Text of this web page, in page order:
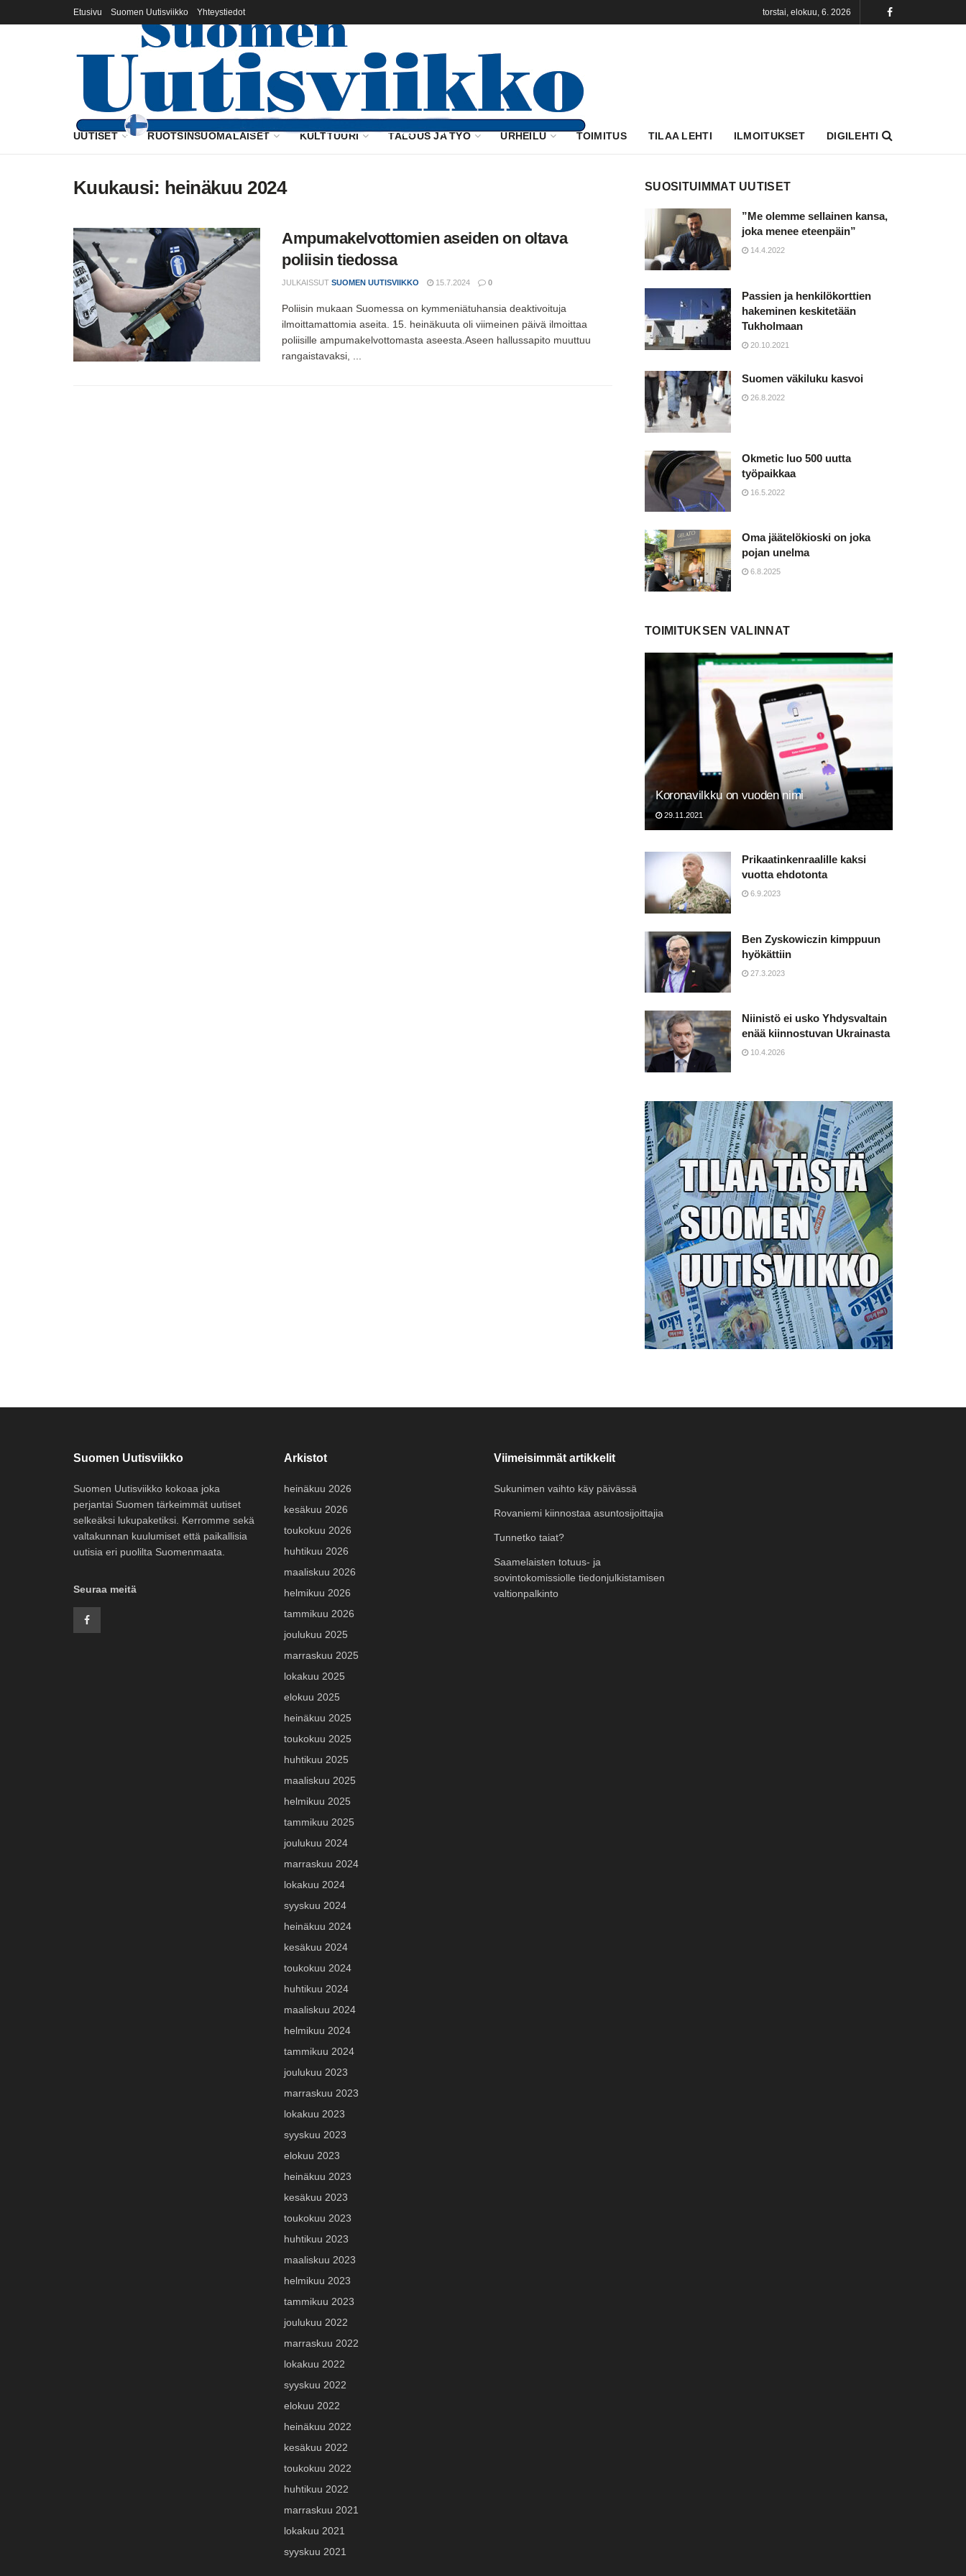
Etusivu Suomen Uutisviikko Yhteystiedot torstai, elokuu, 6. 2026
UUTISET RUOTSINSUOMALAISET KULTTUURI TALOUS JA TYÖ URHEILU TOIMITUS TILAA LEHTI ILMOITUKSET DIGILEHTI
Kuukausi: heinäkuu 2024
Ampumakelvottomien aseiden on oltava
poliisin tiedossa
JULKAISSUT SUOMEN UUTISVIIKKO 15.7.2024 0
Poliisin mukaan Suomessa on kymmeniätuhansia deaktivoituja
ilmoittamattomia aseita. 15. heinäkuuta oli viimeinen päivä ilmoittaa
poliisille ampumakelvottomasta aseesta.Aseen hallussapito muuttuu
rangaistavaksi, ...
SUOSITUIMMAT UUTISET
”Me olemme sellainen kansa,
joka menee eteenpäin”
14.4.2022
Passien ja henkilökorttien
hakeminen keskitetään
Tukholmaan
20.10.2021
Suomen väkiluku kasvoi
26.8.2022
Okmetic luo 500 uutta
työpaikkaa
16.5.2022
Oma jäätelökioski on joka
pojan unelma
6.8.2025
TOIMITUKSEN VALINNAT
Koronavilkku on vuoden nimi
29.11.2021
Prikaatinkenraalille kaksi
vuotta ehdotonta
6.9.2023
Ben Zyskowiczin kimppuun
hyökättiin
27.3.2023
Niinistö ei usko Yhdysvaltain
enää kiinnostuvan Ukrainasta
10.4.2026
Suomen Uutisviikko
Suomen Uutisviikko kokoaa joka
perjantai Suomen tärkeimmät uutiset
selkeäksi lukupaketiksi. Kerromme sekä
valtakunnan kuulumiset että paikallisia
uutisia eri puolilta Suomenmaata.
Seuraa meitä
Arkistot
heinäkuu 2026
kesäkuu 2026
toukokuu 2026
huhtikuu 2026
maaliskuu 2026
helmikuu 2026
tammikuu 2026
joulukuu 2025
marraskuu 2025
lokakuu 2025
elokuu 2025
heinäkuu 2025
toukokuu 2025
huhtikuu 2025
maaliskuu 2025
helmikuu 2025
tammikuu 2025
joulukuu 2024
marraskuu 2024
lokakuu 2024
syyskuu 2024
heinäkuu 2024
kesäkuu 2024
toukokuu 2024
huhtikuu 2024
maaliskuu 2024
helmikuu 2024
tammikuu 2024
joulukuu 2023
marraskuu 2023
lokakuu 2023
syyskuu 2023
elokuu 2023
heinäkuu 2023
kesäkuu 2023
toukokuu 2023
huhtikuu 2023
maaliskuu 2023
helmikuu 2023
tammikuu 2023
joulukuu 2022
marraskuu 2022
lokakuu 2022
syyskuu 2022
elokuu 2022
heinäkuu 2022
kesäkuu 2022
toukokuu 2022
huhtikuu 2022
marraskuu 2021
lokakuu 2021
syyskuu 2021
Viimeisimmät artikkelit
Sukunimen vaihto käy päivässä
Rovaniemi kiinnostaa asuntosijoittajia
Tunnetko taiat?
Saamelaisten totuus- ja
sovintokomissiolle tiedonjulkistamisen
valtionpalkinto